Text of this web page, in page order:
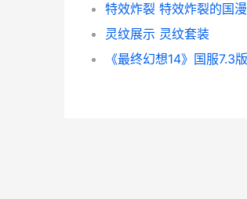
特效炸裂 特效炸裂的国漫
灵纹展示 灵纹套装